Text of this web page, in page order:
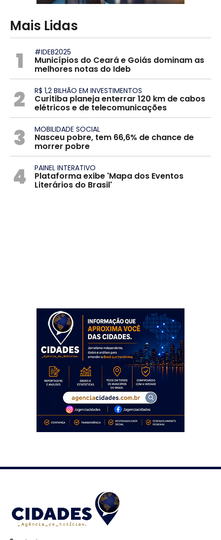
Mais Lidas
1 #IDEB2025
Municípios do Ceará e Goiás dominam as
melhores notas do Ideb
2 R$ 1,2 BILHÃO EM INVESTIMENTOS
Curitiba planeja enterrar 120 km de cabos
elétricos e de telecomunicações
3 MOBILIDADE SOCIAL
Nasceu pobre, tem 66,6% de chance de
morrer pobre
4 PAINEL INTERATIVO
Plataforma exibe 'Mapa dos Eventos
Literários do Brasil'